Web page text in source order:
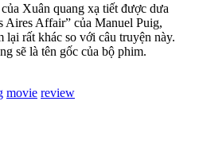
Xuân quang xạ tiết được dưa
Aires Affair” của Manuel Puig,
rất khác so với câu truyện này.
sẽ là tên gốc của bộ phim.
movie review